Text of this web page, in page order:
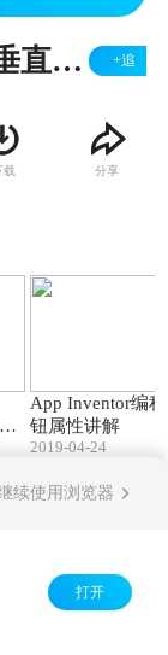
App Inventor水平布局和垂直布局 +追
载 分享
App Inventor编
钮属性讲解
2019-04-24
续使用浏览器
打开